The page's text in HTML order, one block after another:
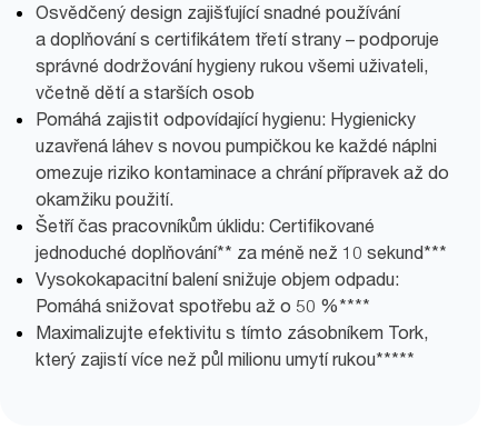
Osvědčený design zajišťující snadné používání
a doplňování s certifikátem třetí strany – podporuje
správné dodržování hygieny rukou všemi uživateli,
včetně dětí a starších osob
Pomáhá zajistit odpovídající hygienu: Hygienicky
uzavřená láhev s novou pumpičkou ke každé náplni
omezuje riziko kontaminace a chrání přípravek až do
okamžiku použití.
Šetří čas pracovníkům úklidu: Certifikované
jednoduché doplňování** za méně než 10 sekund***
Vysokokapacitní balení snižuje objem odpadu:
Pomáhá snižovat spotřebu až o 50 %****
Maximalizujte efektivitu s tímto zásobníkem Tork,
který zajistí více než půl milionu umytí rukou*****